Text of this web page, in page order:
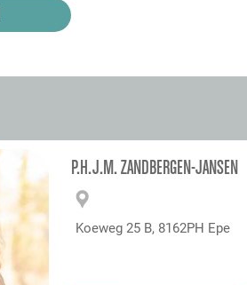
P.H.J.M. ZANDBERGEN-JANSEN
Koeweg 25 B, 8162PH Epe